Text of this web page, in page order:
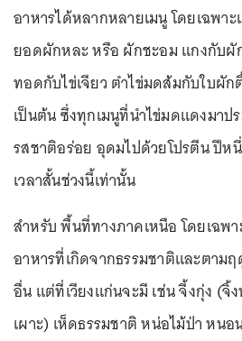
อาหารได้หลากหลายเมนู โดยเฉพา
ยอดผักหละ หรือ ผักชะอม แกงกับผั
ทอดกับไข่เจียว ตำไข่มดส้มกับใบผั
เป็นต้น ซึ่งทุกเมนูที่นำไข่มดแดงมาป
รสชาติอร่อย อุดมไปด้วยโปรตีน ปีห
เวลาสั้นช่วงนี้เท่านั้น
สำหรับ พื้นที่ทางภาคเหนือ โดยเฉพ
อาหารที่เกิดจากธรรมชาติและตาม
อื่น แต่ที่เวียงแก่นจะมี เช่น จี้งกุ่ง (จิ้
เผาะ) เห็ดธรรมชาติ หน่อไม้ป่า หน